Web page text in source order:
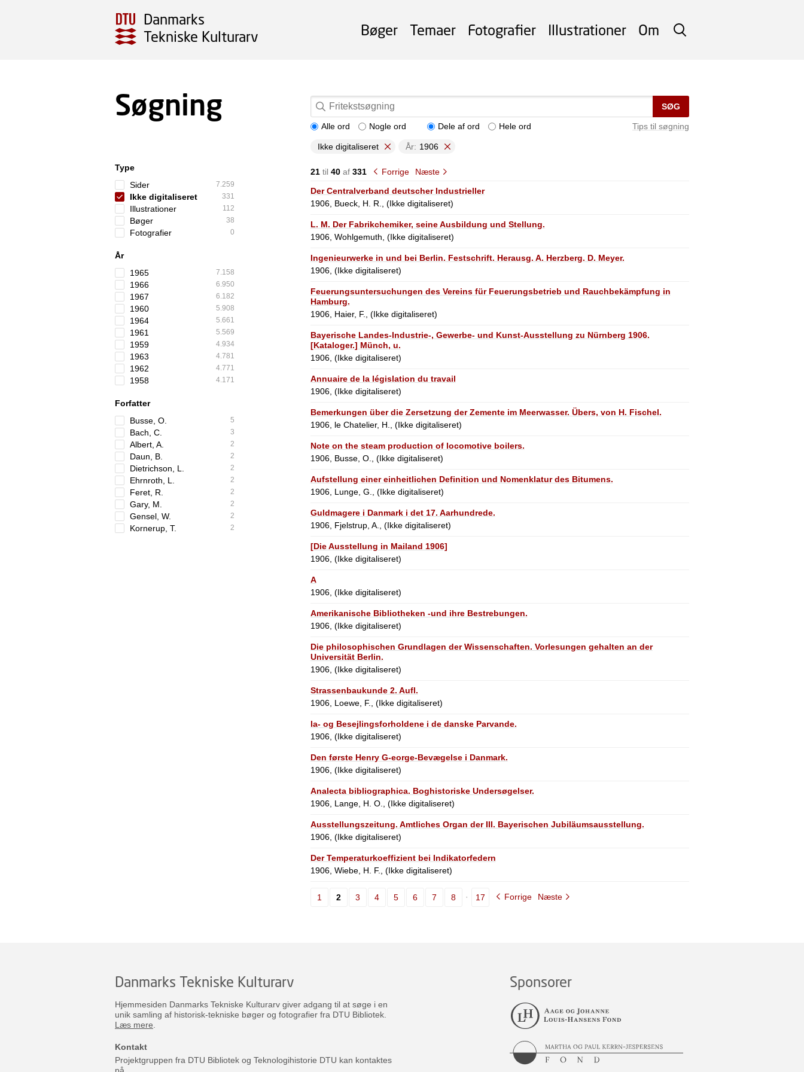
Danmarks
Tekniske Kulturarv
SØG
Bøger Temaer Fotografier Illustrationer Om
Søgning SØG
Tips til søgning
Alle ord Nogle ord Dele af ord Hele ord
Ikke digitaliseret År: 1906
Type
Sider
7.259
Ikke digitaliseret 331
Illustrationer 112
Bøger 38
Fotografier 0
År
1965
7.158
1966 6.950
1967 6.182
1960 5.908
1964 5.661
1961 5.569
1959 4.934
1963 4.781
1962 4.771
1958 4.171
Forfatter
Busse, O.
5
Bach, C. 3
Albert, A. 2
Daun, B. 2
Dietrichson, L. 2
Ehrnroth, L. 2
Feret, R. 2
Gary, M. 2
Gensel, W. 2
Kornerup, T. 2
21til 40af 331 Forrige
Næste
Der Centralverband deutscher Industrieller
1906, Bueck, H. R., (Ikke digitaliseret)
L. M. Der Fabrikchemiker, seine Ausbildung und Stellung.
1906, Wohlgemuth, (Ikke digitaliseret)
Ingenieurwerke in und bei Berlin. Festschrift. Herausg. A. Herzberg. D. Meyer.
1906, (Ikke digitaliseret)
Feuerungsuntersuchungen des Vereins für Feuerungsbetrieb und Rauchbekämpfung in
Hamburg.
1906, Haier, F., (Ikke digitaliseret)
Bayerische Landes-Industrie-, Gewerbe- und Kunst-Ausstellung zu Nürnberg 1906.
[Kataloger.] Münch, u.
1906, (Ikke digitaliseret)
Annuaire de la législation du travail
1906, (Ikke digitaliseret)
Bemerkungen über die Zersetzung der Zemente im Meerwasser. Übers, von H. Fischel.
1906, le Chatelier, H., (Ikke digitaliseret)
Note on the steam production of locomotive boilers.
1906, Busse, O., (Ikke digitaliseret)
Aufstellung einer einheitlichen Definition und Nomenklatur des Bitumens.
1906, Lunge, G., (Ikke digitaliseret)
Guldmagere i Danmark i det 17. Aarhundrede.
1906, Fjelstrup, A., (Ikke digitaliseret)
[Die Ausstellung in Mailand 1906]
1906, (Ikke digitaliseret)
A
1906, (Ikke digitaliseret)
Amerikanische Bibliotheken -und ihre Bestrebungen.
1906, (Ikke digitaliseret)
Die philosophischen Grundlagen der Wissenschaften. Vorlesungen gehalten an der
Universität Berlin.
1906, (Ikke digitaliseret)
Strassenbaukunde 2. Aufl.
1906, Loewe, F., (Ikke digitaliseret)
la- og Besejlingsforholdene i de danske Parvande.
1906, (Ikke digitaliseret)
Den første Henry G-eorge-Bevægelse i Danmark.
1906, (Ikke digitaliseret)
Analecta bibliographica. Boghistoriske Undersøgelser.
1906, Lange, H. O., (Ikke digitaliseret)
Ausstellungszeitung. Amtliches Organ der III. Bayerischen Jubiläumsausstellung.
1906, (Ikke digitaliseret)
Der Temperaturkoeffizient bei Indikatorfedern
1906, Wiebe, H. F., (Ikke digitaliseret)
1 2 3 4 5 6 7 8 17 Forrige Næste
Danmarks Tekniske Kulturarv
Hjemmesiden Danmarks Tekniske Kulturarv giver adgang til at søge i en
unik samling af historisk-tekniske bøger og fotografier fra DTU Bibliotek.
Læs mere
Kontakt
Projektgruppen fra DTU Bibliotek og Teknologihistorie DTU kan kontaktes
på
Sponsorer